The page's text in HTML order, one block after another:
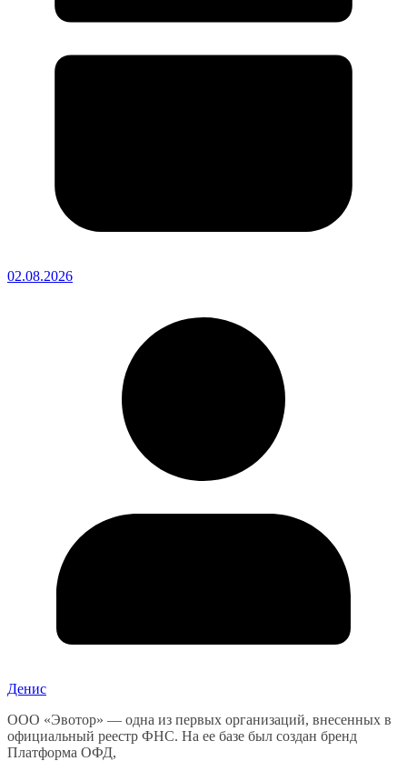
02.08.2026
Денис
ООО «Эвотор» — одна из первых организаций, внесенных в
официальный реестр ФНС. На ее базе был создан бренд
Платформа ОФД,